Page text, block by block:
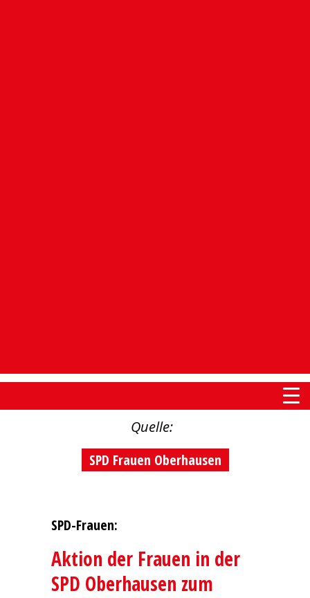
Quelle:
SPD Frauen Oberhausen
SPD-Frauen:
Aktion der Frauen in der
SPD Oberhausen zum